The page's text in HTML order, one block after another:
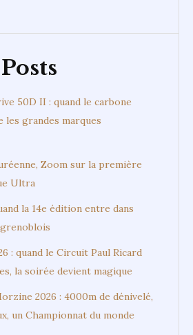
50D II : quand le carbone
les grandes marques
Zoom sur la première
Ultra
la 14e édition entre dans
: quand le Circuit Paul Ricard
la soirée devient magique
2026 : 4000m de dénivelé,
un Championnat du monde